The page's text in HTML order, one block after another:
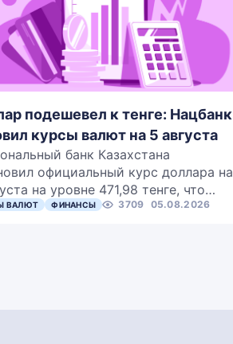
подешевел к тенге: Нацбанк
курсы валют на 5 августа
банк Казахстана
официальный курс доллара на
на уровне 471,98 тенге, что…
ВАЛЮТ ФИНАНСЫ 3709 05.08.2026